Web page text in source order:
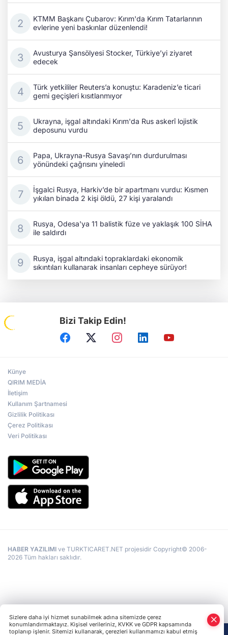
KTMM Başkanı Çubarov: Kırım'da Kırım Tatarlarının
evlerine yeni baskınlar düzenlendi!
Avusturya Şansölyesi Stocker, Türkiye’yi ziyaret
edecek
Türk yetkililer Reuters’a konuştu: Karadeniz’e ticari
gemi geçişleri kısıtlanmıyor
Ukrayna, işgal altındaki Kırım'da Rus askerî lojistik
deposunu vurdu
Papa, Ukrayna-Rusya Savaşı’nın durdurulması
yönündeki çağrısını yineledi
İşgalci Rusya, Harkiv’de bir apartmanı vurdu: Kısmen
yıkılan binada 2 kişi öldü, 27 kişi yaralandı
Rusya, Odesa'ya 11 balistik füze ve yaklaşık 100 SİHA
ile saldırdı
Rusya, işgal altındaki topraklardaki ekonomik
sıkıntıları kullanarak insanları cepheye sürüyor!
Bizi Takip Edin!
Künye
QIRIM MEDİA
İletişim
Kullanım Şartnamesi
Gizlilik Politikası
Çerez Politikası
Veri Politikası
HABER YAZILIMI ve TURKTICARET.NET projesidir Copyright© 2006-
2026 Tüm hakları saklıdır.
Sizlere daha iyi hizmet sunabilmek adına sitemizde çerez
konumlandırmaktayız. Kişisel verileriniz, KVKK ve GDPR kapsamında
toplanıp işlenir. Sitemizi kullanarak, çerezleri kullanmamızı kabul etmiş